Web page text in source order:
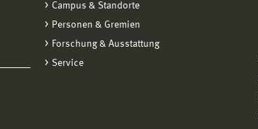
Campus & Standorte
Personen & Gremien
Forschung & Ausstattung
Service